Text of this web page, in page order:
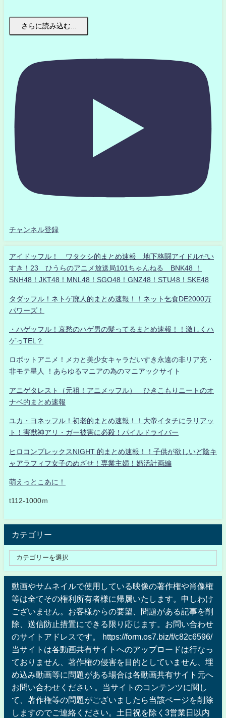
さらに読み込む...
チャンネル登録
アイドッフル！ ワタクシ的まとめ速報 地下格闘アイドルだい
すき！23 ひうらのアニメ放送局101ちゃんねる BNK48 ！
SNH48！JKT48！MNL48！SGO48！GNZ48！STU48！SKE48
タダッフル！ネトゲ廃人的まとめ速報！！ネット乞食DE2000万
パワーズ！
・ハゲッフル！哀愁のハゲ男の髪ってるまとめ速報！！激しくハ
ゲっTEL？
ロボットアニメ！メカと美少女キャラだいすき永遠の非リア充・
非モテ星人 ！あらゆるマニアの為のマニアックサイト
アニゲタレスト（元祖！アニメッフル） ひきこもりニートのオ
ナベ的まとめ速報
ユカ・ヨネッフル！初老的まとめ速報！！大帝イタチにラリアッ
ト！害獣神アリ・ガー被害に必殺！パイルドライバー
ヒロコンプレックスNIGHT 的まとめ速報！！子供が欲しいど陰キ
ャアラフィフ女子のめざせ！専業主婦！婚活計画編
萌えっとこあに！
t112-1000ｍ
カテゴリー
動画やサムネイルで使用している映像の著作権や肖像権
等は全てその権利所有者様に帰属いたします。申しわけ
ございません。お客様からの要望、問題がある記事を削
除、送信防止措置にできる限り応じます。お問い合わせ
のサイトアドレスです。 https://form.os7.biz/f/c82c6596/
当サイトは各動画共有サイトへのアップロードは行なっ
ておりません、著作権の侵害を目的としていません、埋
め込み動画等に問題がある場合は各動画共有サイト元へ
お問い合わせください 。当サイトのコンテンツに関し
て、著作権等の問題がございましたら当該ページを削除
しますのでご連絡ください。土日祝を除く3営業日以内